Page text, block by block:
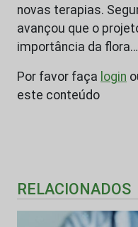
novas terapias.
avançou que o
importância da flora…
Por favor faça login
este conteúdo
RELACIONADOS